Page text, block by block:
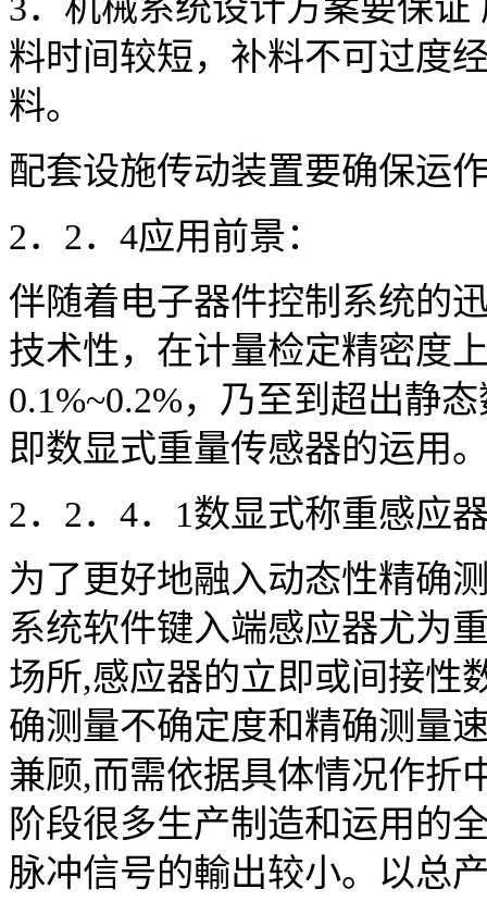
3．机械系统设计方案要保
料时间较短，补料不可过度
料。
配套设施传动装置要确保运
2．2．4应用前景：
伴随着电子器件控制系统的
技术性，在计量检定精密度
0.1%~0.2%，乃至到超出静
即数显式重量传感器的运用
2．2．4．1数显式称重感应
为了更好地融入动态性精确
系统软件键入端感应器尤为
场所,感应器的立即或间接性
确测量不确定度和精确测量
兼顾,而需依据具体情况作折
阶段很多生产制造和运用的
脉冲信号的輸出较小。以总